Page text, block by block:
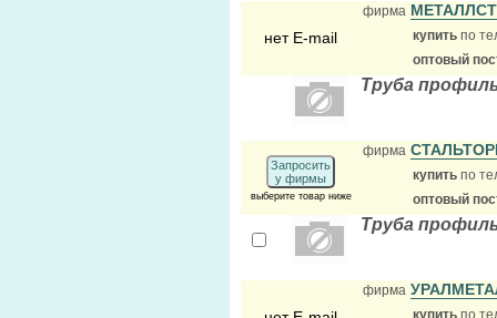
нет E-mail
фирма
купить по
оптовый
Труба
Запросить
у фирмы
выберите товар ниже
фирма
купить по
оптовый
Труба
фирма
купить по